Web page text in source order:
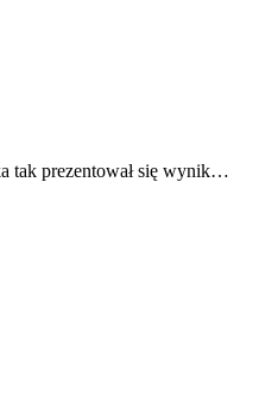
tak prezentował się wynik…